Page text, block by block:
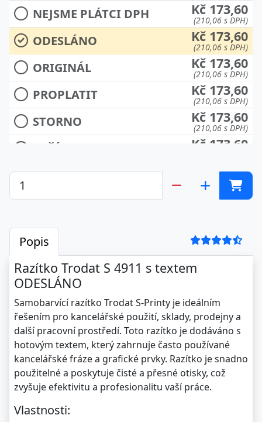
NEJSME PLÁTCI DPH Kč 173,60
(210,06 s DPH)
ODESLÁNO Kč 173,60
(210,06 s DPH)
ORIGINÁL Kč 173,60
(210,06 s DPH)
PROPLATIT Kč 173,60
(210,06 s DPH)
STORNO Kč 173,60
(210,06 s DPH)
VYŘÍZENO Kč 173,60
ZALOŽIT Kč 173,60
(210,06 s DPH)
ZAPLACENO Kč 173,60
ZAPLACENO V HOTOVOSTI (210,06 s DPH)
ZÁRUKA 24 MĚSÍCŮ Kč 173,60
ZAÚČTOVÁNO Kč 173,60
Popis
Razítko Trodat S 4911 s textem
ODESLÁNO
Samobarvící razítko Trodat S-Printy je ideálním
řešením pro kancelářské použití, sklady, prodejny a
další pracovní prostředí. Toto razítko je dodáváno s
hotovým textem, který zahrnuje často používané
kancelářské fráze a grafické prvky. Razítko je snadno
použitelné a poskytuje čisté a přesné otisky, což
zvyšuje efektivitu a profesionalitu vaší práce.
Vlastnosti: